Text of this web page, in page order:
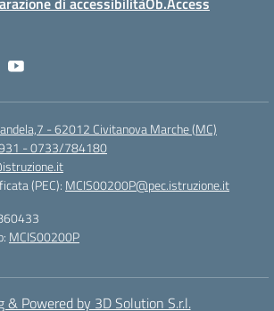
- 62012 Civitanova Marche (MC)
- 0733/784180
(PEC): MCIS00200P@pec.istruzione.it
MCIS00200P
& Powered by 3D Solution S.r.l.